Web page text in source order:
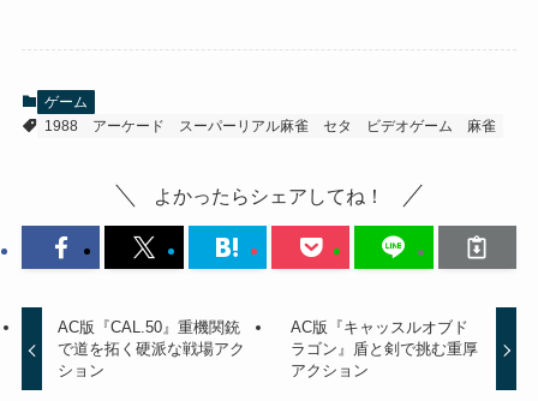
ゲーム
1988
アーケード スーパーリアル麻雀 セタ ビデオゲーム 麻雀
よかったらシェアしてね！
AC版『CAL.50』重機関銃
で道を拓く硬派な戦場アク
ション
AC版『キャッスルオブド
ラゴン』盾と剣で挑む重厚
アクション